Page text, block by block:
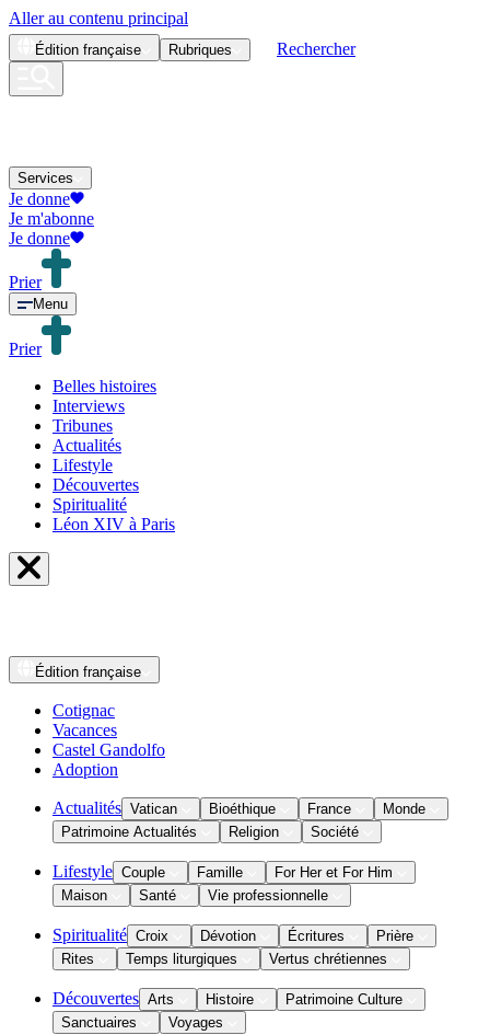
Aller au contenu principal
Édition française Rubriques Rechercher
Services
Je donne
Je m'abonne
Je donne
Prier
Menu
Prier
Belles histoires
Interviews
Tribunes
Actualités
Lifestyle
Découvertes
Spiritualité
Léon XIV à Paris
Édition française
Cotignac
Vacances
Castel Gandolfo
Adoption
Actualités Vatican Bioéthique France
Monde
Patrimoine Actualités
Religion Société
Lifestyle Couple Famille
For Her et For Him
Maison
Santé Vie professionnelle
Spiritualité Croix Dévotion Écritures
Prière
Rites
Temps liturgiques Vertus chrétiennes
Découvertes Arts Histoire
Patrimoine Culture
Sanctuaires
Voyages